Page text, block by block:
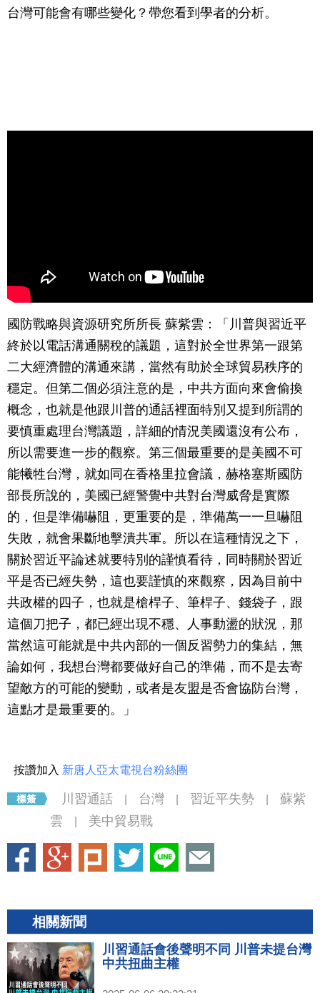
台灣可能會有哪些變化？帶您看到學者的分析。
國防戰略與資源研究所所長 蘇紫雲：「川普與習近平
終於以電話溝通關稅的議題，這對於全世界第一跟第
二大經濟體的溝通來講，當然有助於全球貿易秩序的
穩定。但第二個必須注意的是，中共方面向來會偷換
概念，也就是他跟川普的通話裡面特別又提到所謂的
要慎重處理台灣議題，詳細的情況美國還沒有公布，
所以需要進一步的觀察。第三個最重要的是美國不可
能犧牲台灣，就如同在香格里拉會議，赫格塞斯國防
部長所說的，美國已經警覺中共對台灣威脅是實際
的，但是準備嚇阻，更重要的是，準備萬一一旦嚇阻
失敗，就會果斷地擊潰共軍。所以在這種情況之下，
關於習近平論述就要特別的謹慎看待，同時關於習近
平是否已經失勢，這也要謹慎的來觀察，因為目前中
共政權的四子，也就是槍桿子、筆桿子、錢袋子，跟
這個刀把子，都已經出現不穩、人事動盪的狀況，那
當然這可能就是中共內部的一個反習勢力的集結，無
論如何，我想台灣都要做好自己的準備，而不是去寄
望敵方的可能的變動，或者是友盟是否會協防台灣，
這點才是最重要的。」
按讚加入 新唐人亞太電視台粉絲團
川習通話 台灣 習近平失勢
蘇紫
雲
美中貿易戰
相關新聞
川習通話會後聲明不同 川普未提台灣
中共扭曲主權